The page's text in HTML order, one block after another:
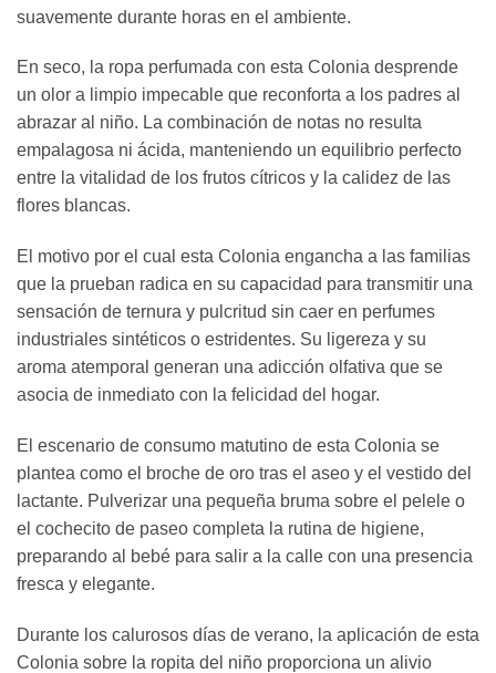
suavemente durante horas en el ambiente.
En seco, la ropa perfumada con esta Colonia desprende
un olor a limpio impecable que reconforta a los padres al
abrazar al niño. La combinación de notas no resulta
empalagosa ni ácida, manteniendo un equilibrio perfecto
entre la vitalidad de los frutos cítricos y la calidez de las
flores blancas.
El motivo por el cual esta Colonia engancha a las familias
que la prueban radica en su capacidad para transmitir una
sensación de ternura y pulcritud sin caer en perfumes
industriales sintéticos o estridentes. Su ligereza y su
aroma atemporal generan una adicción olfativa que se
asocia de inmediato con la felicidad del hogar.
El escenario de consumo matutino de esta Colonia se
plantea como el broche de oro tras el aseo y el vestido del
lactante. Pulverizar una pequeña bruma sobre el pelele o
el cochecito de paseo completa la rutina de higiene,
preparando al bebé para salir a la calle con una presencia
fresca y elegante.
Durante los calurosos días de verano, la aplicación de esta
Colonia sobre la ropita del niño proporciona un alivio